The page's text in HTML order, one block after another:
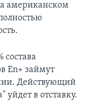
американском
состава
En+ займут
Действующий
уйдет в отставку.